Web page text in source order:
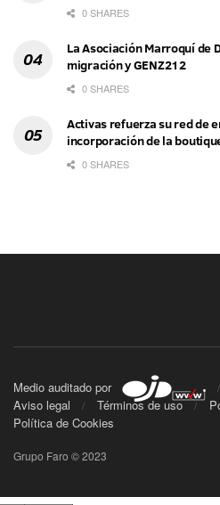
0 SHARES
La Asociación Marroquí de
migración y GENZ212
0 SHARES
Activas refuerza su red de
incorporación de la
0 SHARES
Medio auditado por
Aviso legal
Términos de uso
Política de Cookies
Grupo Faro © 2023